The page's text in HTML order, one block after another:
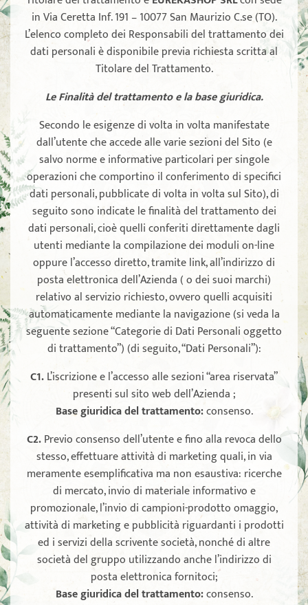
in Via Ceretta Inf. 191 – 10077 San Maurizio C.se (TO).
L’elenco completo dei Responsabili del trattamento dei
dati personali è disponibile previa richiesta scritta al
Titolare del Trattamento.
Le Finalità del trattamento e la base giuridica.
Secondo le esigenze di volta in volta manifestate
dall’utente che accede alle varie sezioni del Sito (e
salvo norme e informative particolari per singole
operazioni che comportino il conferimento di specifici
dati personali, pubblicate di volta in volta sul Sito), di
seguito sono indicate le finalità del trattamento dei
dati personali, cioè quelli conferiti direttamente dagli
utenti mediante la compilazione dei moduli on-line
oppure l’accesso diretto, tramite link, all’indirizzo di
posta elettronica dell’Azienda ( o dei suoi marchi)
relativo al servizio richiesto, ovvero quelli acquisiti
automaticamente mediante la navigazione (si veda la
seguente sezione “Categorie di Dati Personali oggetto
di trattamento”) (di seguito, “Dati Personali”):
C1.L’iscrizione e l’accesso alle sezioni “area riservata”
presenti sul sito web dell’Azienda ;
Base giuridica del trattamento:consenso.
C2.Previo consenso dell’utente e fino alla revoca dello
stesso, effettuare attività di marketing quali, in via
meramente esemplificativa ma non esaustiva: ricerche
di mercato, invio di materiale informativo e
promozionale, l’invio di campioni-prodotto omaggio,
attività di marketing e pubblicità riguardanti i prodotti
ed i servizi della scrivente società, nonché di altre
società del gruppo utilizzando anche l’indirizzo di
posta elettronica fornitoci;
Base giuridica del trattamento:consenso.